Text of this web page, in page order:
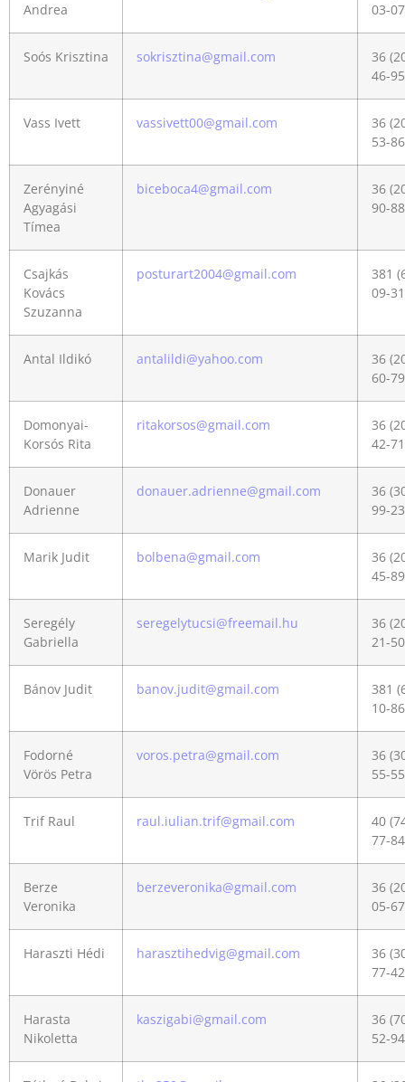
Andrea
03-07
Soós Krisztina sokrisztina@gmail.com
36
46-95
Vass Ivett vassivett00@gmail.com
36
53-86
Zerényiné
Agyagási
Tímea
biceboca4@gmail.com
36
90-88
Csajkás
Kovács
Szuzanna
posturart2004@gmail.com
381
09-31
Antal Ildikó antalildi@yahoo.com
36
60-79
Domonyai-
Korsós Rita
ritakorsos@gmail.com
36
42-71
Donauer
Adrienne
donauer.adrienne@gmail.com
36
99-23
Marik Judit bolbena@gmail.com
36
45-89
Seregély
Gabriella
seregelytucsi@freemail.hu
36
21-50
Bánov Judit banov.judit@gmail.com
381
10-86
Fodorné
Vörös Petra
voros.petra@gmail.com
36
55-55
Trif Raul raul.iulian.trif@gmail.com
40
77-84
Berze
Veronika
berzeveronika@gmail.com
36
05-67
Haraszti Hédi harasztihedvig@gmail.com
36
77-42
Harasta
Nikoletta
kaszigabi@gmail.com
36
52-94